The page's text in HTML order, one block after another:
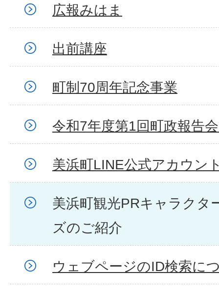
広報みはま
出前講座
町制70周年記念事業
令和7年度第1回町政報告
美浜町LINE公式アカウン
美浜町観光PRキャラクタ
ズのご紹介
ウェブページのID検索に